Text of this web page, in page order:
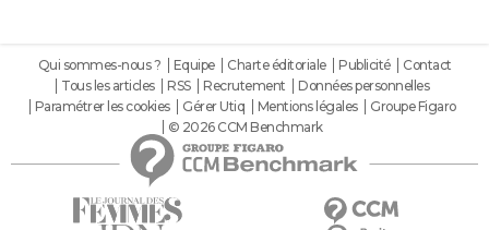
Qui sommes-nous ? Equipe Charte éditoriale Publicité
Contact
Tous les articles
RSS Recrutement
Données personnelles
Paramétrer les cookies
Gérer Utiq Mentions légales
Groupe Figaro
© 2026 CCM Benchmark